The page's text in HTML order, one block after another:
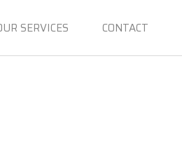
SERVICES CONTACT